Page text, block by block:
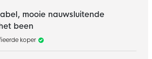
mooie nauwsluitende
been
koper